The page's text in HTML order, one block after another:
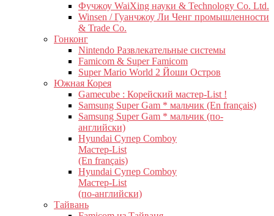
Фучжоу WaiXing науки & Technology Co. Ltd.
Winsen / Гуанчжоу Ли Ченг промышленности
& Trade Co.
Гонконг
Nintendo Развлекательные системы
Famicom & Super Famicom
Super Mario World 2 Йоши Остров
Южная Корея
Gamecube : Корейский мастер-List !
Samsung Super Gam * мальчик (En français)
Samsung Super Gam * мальчик (по-
английски)
Hyundai Супер Comboy
Мастер-List
(En français)
Hyundai Супер Comboy
Мастер-List
(по-английски)
Тайвань